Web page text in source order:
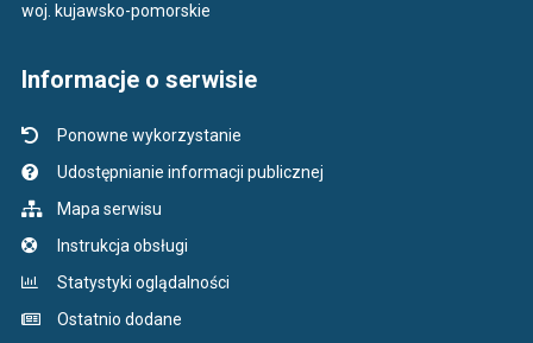
woj. kujawsko-pomorskie
Informacje o serwisie
Ponowne wykorzystanie
Udostępnianie informacji publicznej
Mapa serwisu
Instrukcja obsługi
Statystyki oglądalności
Ostatnio dodane